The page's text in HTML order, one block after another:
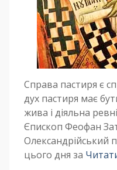
Справа пастиря є
дух пастиря має
жива і діяльна
Єпископ Феофан
Олександрійський
цього дня за